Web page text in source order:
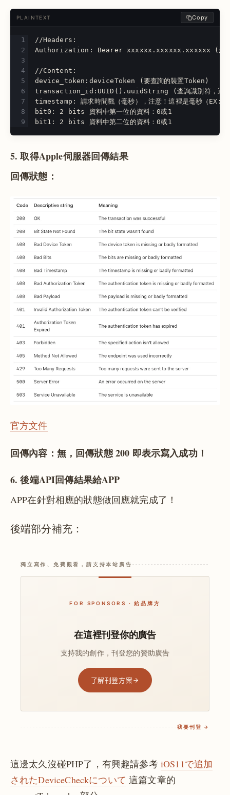
PLAINTEXT Copy
//Headers:
Authorization: Bearer xxxxxx.xxxxxx.xxxxxx (組合
//Content:
device_token:deviceToken (要查詢的裝置Token)
transaction_id:UUID().uuidString (查詢識別符，這裡
timestamp: 請求時間戳（毫秒），注意！這裡是毫秒（EX:
bit0: 2 bits 資料中第一位的資料：0或1
bit1: 2 bits 資料中第二位的資料：0或1
5. 取得Apple伺服器回傳結果
回傳狀態：
官方文件
回傳內容：無，回傳狀態 200 即表示寫入成功！
6. 後端API回傳結果給APP
APP在針對相應的狀態做回應就完成了！
後端部分補充：
獨立寫作、免費觀看，請支持本站廣告
FOR SPONSORS · 給品牌方
在這裡刊登你的廣告
支持我的創作，刊登您的贊助廣告
了解刊登方案
我要刊登 →
這邊太久沒碰PHP了，有興趣請參考 iOS11で追加
されたDeviceCheckについて 這篇文章的